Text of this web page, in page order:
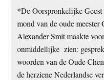
*De Oorspronkelijke
mond van de oude
Alexander Smit maakte
onmiddellijke zien:
woorden van de Oude
de herziene Nederlandse